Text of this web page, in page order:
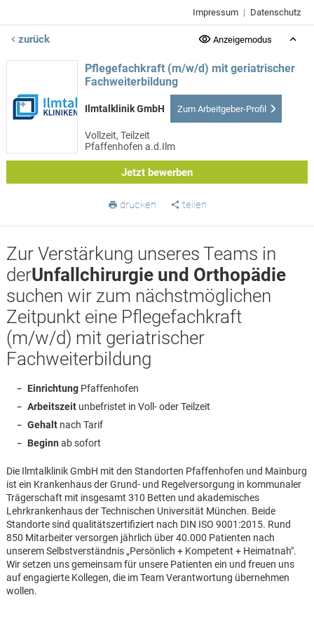
Impressum | Datenschutz
zurück Anzeigemodus
Pflegefachkraft (m/w/d) mit geriatrischer
Fachweiterbildung
Ilmtalklinik GmbH Zum Arbeitgeber-Profil
Vollzeit, Teilzeit
Pfaffenhofen a.d.Ilm
Jetzt bewerben
drucken teilen
Zur Verstärkung unseres Teams in
derUnfallchirurgie und Orthopädie
suchen wir zum nächstmöglichen
Zeitpunkt eine Pflegefachkraft
(m/w/d) mit geriatrischer
Fachweiterbildung
EinrichtungPfaffenhofen
Arbeitszeitunbefristet in Voll- oder Teilzeit
Gehaltnach Tarif
Beginn ab sofort
Die Ilmtalklinik GmbH mit den Standorten Pfaffenhofen und Mainburg
ist ein Krankenhaus der Grund- und Regelversorgung in kommunaler
Trägerschaft mit insgesamt 310 Betten und akademisches
Lehrkrankenhaus der Technischen Universität München. Beide
Standorte sind qualitätszertifiziert nach DIN ISO 9001:2015. Rund
850 Mitarbeiter versorgen jährlich über 40.000 Patienten nach
unserem Selbstverständnis „Persönlich + Kompetent + Heimatnah".
Wir setzen uns gemeinsam für unsere Patienten ein und freuen uns
auf engagierte Kollegen, die im Team Verantwortung übernehmen
wollen.